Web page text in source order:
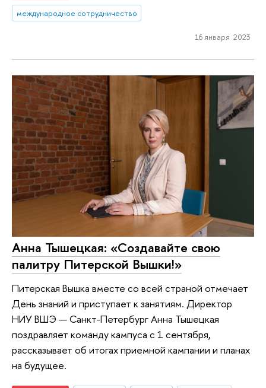
международное сотрудничество
16 января 2023
Анна Тышецкая: «Создавайте свою
палитру Питерской Вышки!»
Питерская Вышка вместе со всей страной отмечает
День знаний и приступает к занятиям. Директор
НИУ ВШЭ — Санкт-Петербург Анна Тышецкая
поздравляет команду кампуса с 1 сентября,
рассказывает об итогах приемной кампании и планах
на будущее.